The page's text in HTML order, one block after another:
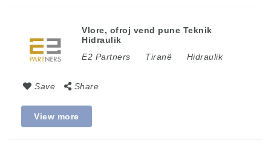
Vlore, ofroj vend pune Teknik
Hidraulik
E2 Partners
Tiranë Hidraulik
Save Share
View more